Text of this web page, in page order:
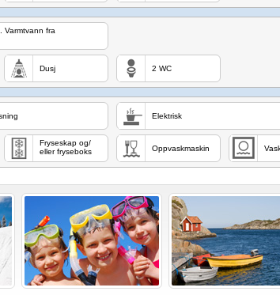
Varmtvann fra
Dusj 2 WC
Elektrisk
Fryseskap og/
eller fryseboks
Oppvaskmaskin